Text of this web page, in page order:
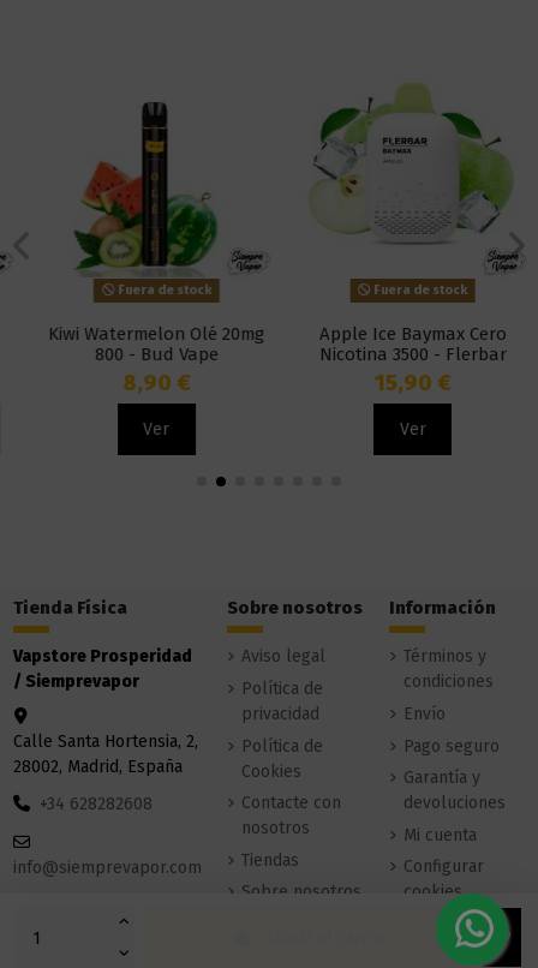
Fuera de stock
Kiwi Watermelon Olé 20mg
800 - Bud Vape
8,90 €
Ver
Fuera de stock
Apple Ice Baymax Cero
Nicotina 3500 - Flerbar
15,90 €
Ver
Tienda Física
Vapstore Prosperidad
/ Siemprevapor
Calle Santa Hortensia, 2,
28002, Madrid, España
+34 628282608
info@siemprevapor.com
Sobre nosotros
Aviso legal
Política de
privacidad
Política de
Cookies
Contacte con
nosotros
Tiendas
Sobre nosotros
Información
Términos y
condiciones
Envío
Pago seguro
Garantía y
devoluciones
Mi cuenta
Configurar
cookies